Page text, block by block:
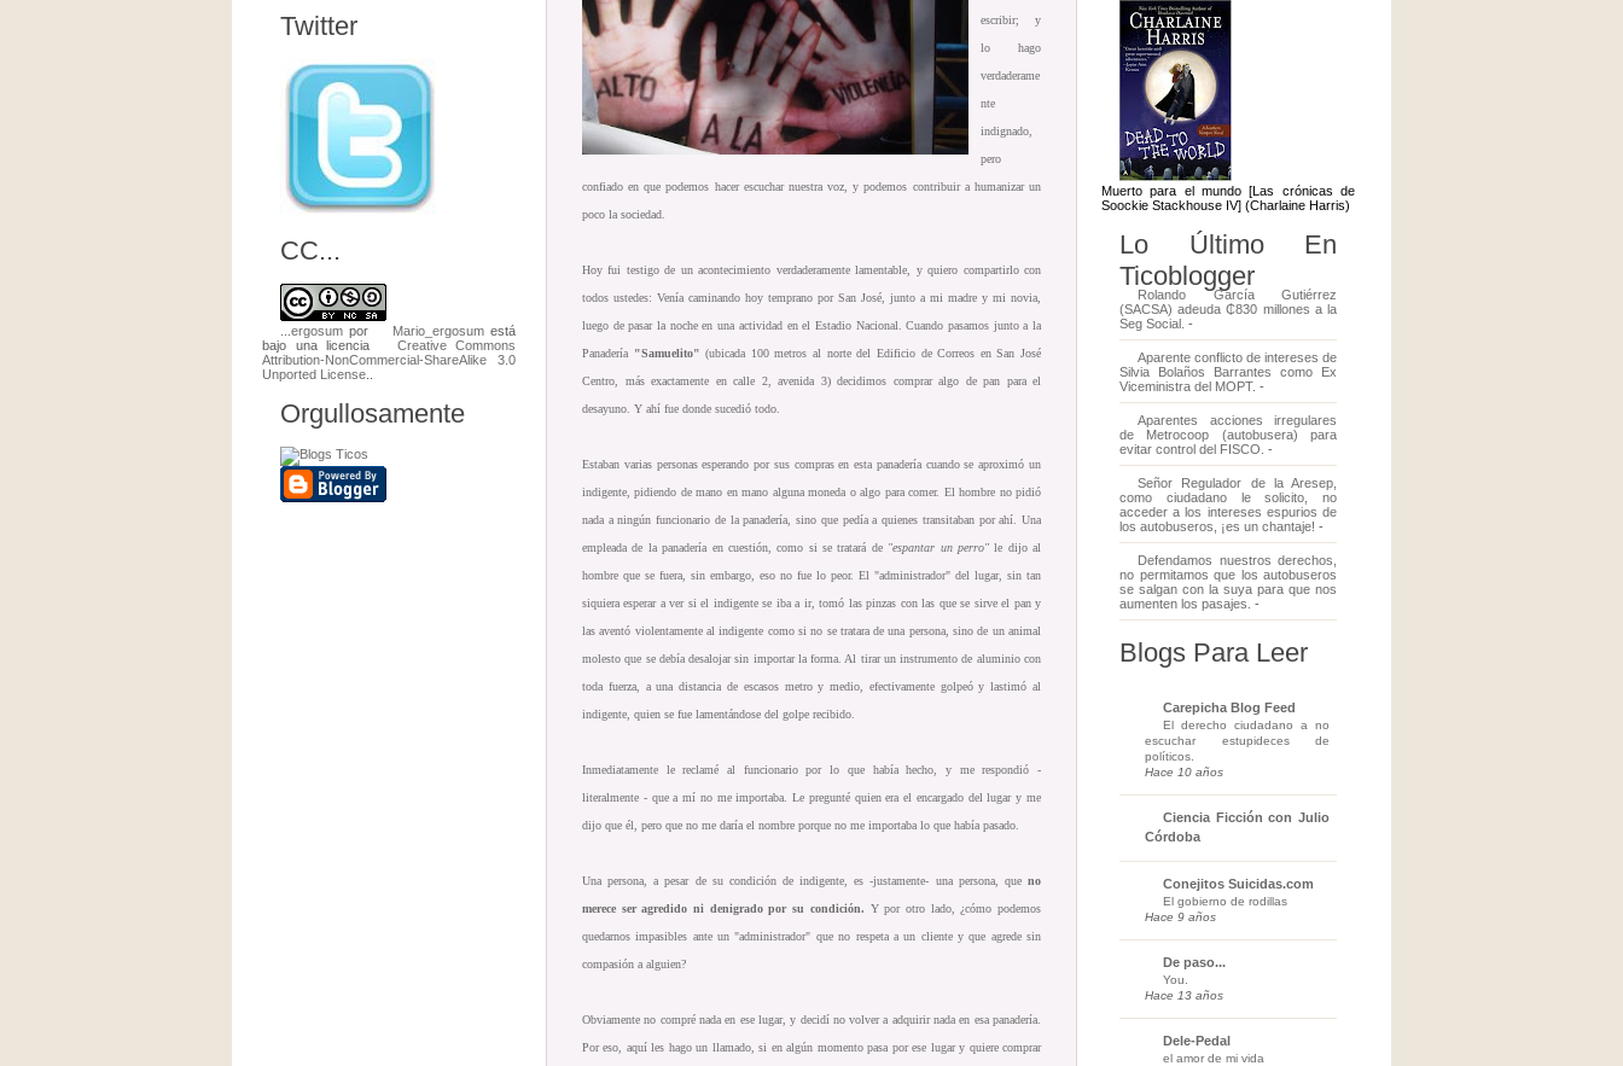
Twitter
CC...
...ergosum por Mario_ergosum está
bajo una licencia
Creative Commons
Attribution-NonCommercial-ShareAlike 3.0
Unported License
Orgullosamente
escribir; y
lo hago
verdaderame
nte
indignado,
pero
confiado en que podemos hacer escuchar nuestra voz, y podemos contribuir a humanizar un
poco la sociedad.
Hoy fui testigo de un acontecimiento verdaderamente lamentable, y quiero compartirlo con
todos ustedes: Venía caminando hoy temprano por San José, junto a mi madre y mi novia,
luego de pasar la noche en una actividad en el Estadio Nacional. Cuando pasamos junto a la
Panadería "Samuelito" (ubicada 100 metros al norte del Edificio de Correos en San José
Centro, más exactamente en calle 2, avenida 3) decidimos comprar algo de pan para el
desayuno. Y ahí fue donde sucedió todo.
Estaban varias personas esperando por sus compras en esta panadería cuando se aproximó un
indigente, pidiendo de mano en mano alguna moneda o algo para comer. El hombre no pidió
nada a ningún funcionario de la panadería, sino que pedía a quienes transitaban por ahí. Una
empleada de la panadería en cuestión, como si se tratará de "espantar un perro"le dijo al
hombre que se fuera, sin embargo, eso no fue lo peor. El "administrador" del lugar, sin tan
siquiera esperar a ver si el indigente se iba a ir, tomó las pinzas con las que se sirve el pan y
las aventó violentamente al indigente como si no se tratara de una persona, sino de un animal
molesto que se debía desalojar sin importar la forma. Al tirar un instrumento de aluminio con
toda fuerza, a una distancia de escasos metro y medio, efectivamente golpeó y lastimó al
indigente, quien se fue lamentándose del golpe recibido.
Inmediatamente le reclamé al funcionario por lo que había hecho, y me respondió -
literalmente - que a mí no me importaba. Le pregunté quien era el encargado del lugar y me
dijo que él, pero que no me daría el nombre porque no me importaba lo que había pasado.
Una persona, a pesar de su condición de indigente, es -justamente- una persona, que no
merece ser agredido ni denigrado por su condición. Y por otro lado, ¿cómo podemos
quedarnos impasibles ante un "administrador" que no respeta a un cliente y que agrede sin
compasión a alguien?
Obviamente no compré nada en ese lugar, y decidí no volver a adquirir nada en esa panadería.
Por eso, aquí les hago un llamado, si en algún momento pasa por ese lugar y quiere comprar
Muerto para el mundo [Las crónicas de
Soockie Stackhouse IV] (Charlaine Harris)
Lo Último En
Ticoblogger
Rolando García Gutiérrez
(SACSA) adeuda ₵830 millones a la
Seg Social. -
Aparente conflicto de intereses de
Silvia Bolaños Barrantes como Ex
Viceministra del MOPT. -
Aparentes acciones irregulares
de Metrocoop (autobusera) para
evitar control del FISCO. -
Señor Regulador de la Aresep,
como ciudadano le solicito, no
acceder a los intereses espurios de
los autobuseros, ¡es un chantaje! -
Defendamos nuestros derechos,
no permitamos que los autobuseros
se salgan con la suya para que nos
aumenten los pasajes. -
Blogs Para Leer
Carepicha Blog Feed
El derecho ciudadano a no
escuchar estupideces de
políticos.
Hace 10 años
Ciencia Ficción con Julio
Córdoba
Conejitos Suicidas.com
El gobierno de rodillas
Hace 9 años
De paso...
You.
Hace 13 años
Dele-Pedal
el amor de mi vida